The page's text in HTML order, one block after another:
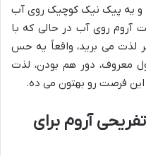
و یه پیک نیک کوچیک روی آب
آروم روی آب در حالی که با
لذت می برید، واقعاً یه حس
معروف، دور هم بودن، لذت
این فرصت رو بهتون می ده.
آروم برای